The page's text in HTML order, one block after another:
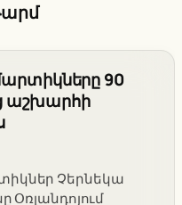
90
աշխարհի
Չերնեկա
Օռլանդոյում